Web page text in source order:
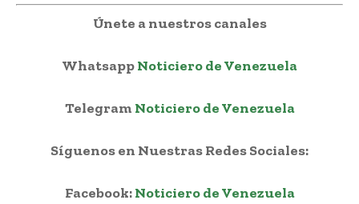
Únete a nuestros canales
WhatsappNoticiero de Venezuela
Telegram Noticiero de Venezuela
Síguenos en Nuestras Redes Sociales:
Facebook:Noticiero de Venezuela